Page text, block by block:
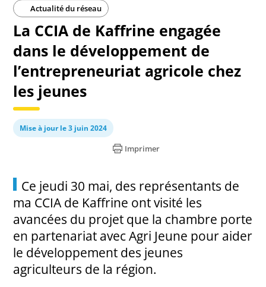
Actualité du réseau
La CCIA de Kaffrine engagée
dans le développement de
l’entrepreneuriat agricole chez
les jeunes
Mise à jour le 3 juin 2024
Imprimer
Ce jeudi 30 mai, des représentants de
ma CCIA de Kaffrine ont visité les
avancées du projet que la chambre porte
en partenariat avec Agri Jeune pour aider
le développement des jeunes
agriculteurs de la région.